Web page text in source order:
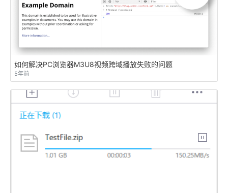
如何解决PC浏览器M3U8视频跨域播放失败的问题
5年前